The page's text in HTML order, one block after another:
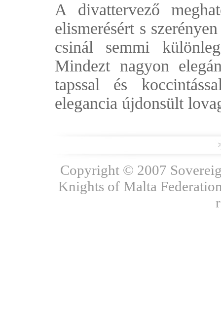
A divattervező
elismerésért s
csinál semmi
Mindezt nagyon
tapssal és
elegancia újdonsült
Copyright © 2007
Knights of Malta